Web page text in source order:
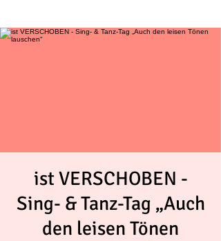
ist VERSCHOBEN -
Sing- & Tanz-Tag „Auch
den leisen Tönen